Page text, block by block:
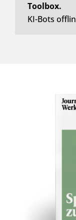
Toolbox.
KI-Bots